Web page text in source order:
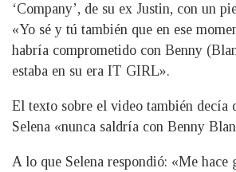
‘Company’, de su ex Justin, con un
«Yo sé y tú también que en ese
habría comprometido con Benny
estaba en su era IT GIRL».
El texto sobre el video también decía
Selena «nunca saldría con Benny
A lo que Selena respondió: «Me hace